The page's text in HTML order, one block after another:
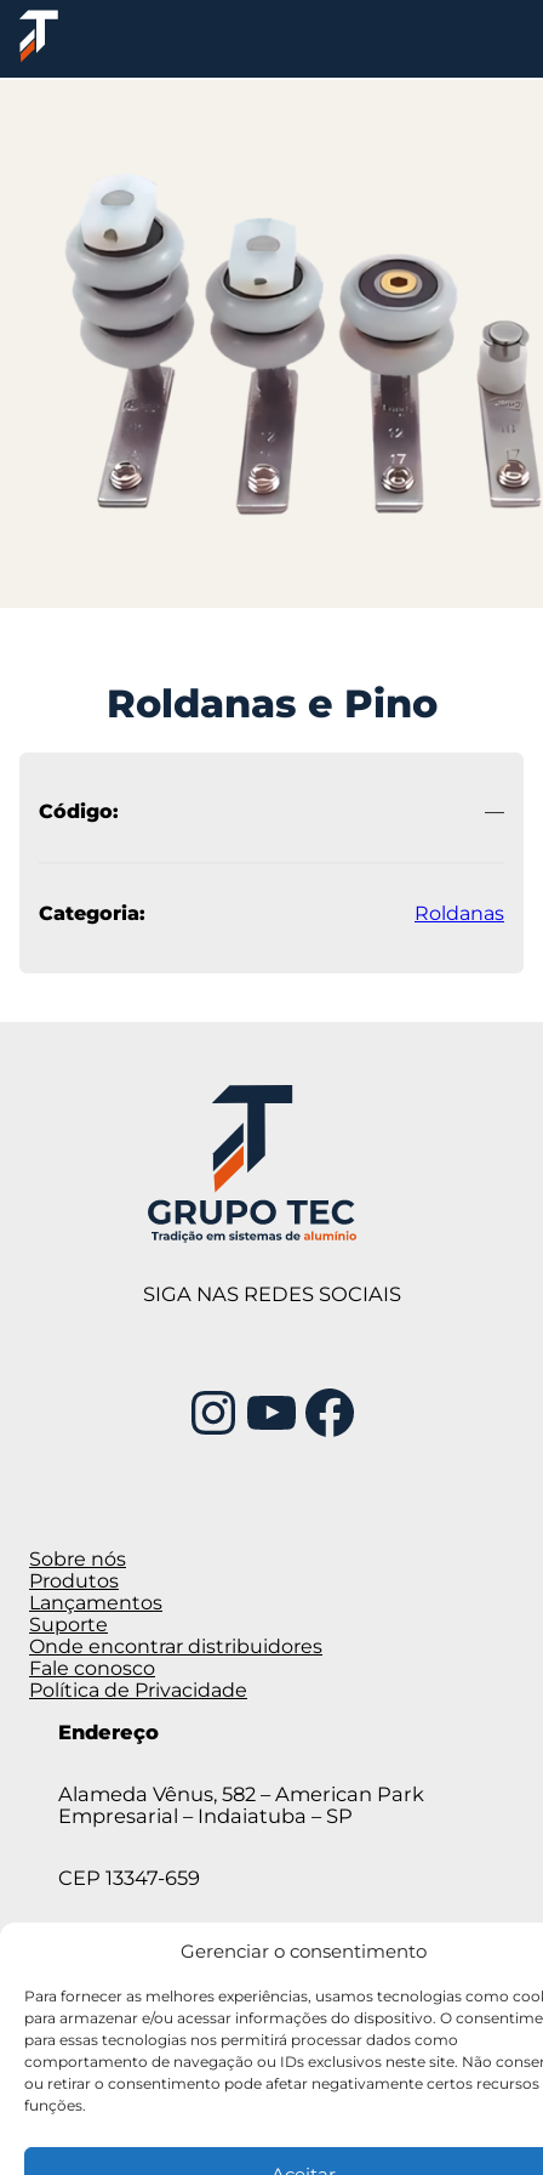
Gerenciar o consentimento
Para fornecer as melhores experiências, usamos tecnologias como
para armazenar e/ou acessar informações do dispositivo. O
para essas tecnologias nos permitirá processar dados como
comportamento de navegação ou IDs exclusivos neste site. Não
ou retirar o consentimento pode afetar negativamente certos recursos
funções.
Sobre nós
Produtos
Roldanas e Pino
Código: —
Categoria: Roldanas
SIGA NAS REDES SOCIAIS
InstagramYoutube Facebook
Sobre nós
Produtos
Lançamentos
Suporte
Onde encontrar distribuidores
Fale conosco
Política de Privacidade
Endereço
Alameda Vênus, 582 – American Park
Empresarial – Indaiatuba – SP
CEP 13347-659
(11) 5682-2366 • (19) 3936-7255 • (19) 3935-
5454